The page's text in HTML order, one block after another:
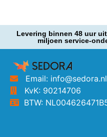
Levering binnen 48 uur
miljoen service-
Email: info@sedora.nl
KvK: 90214706
BTW: